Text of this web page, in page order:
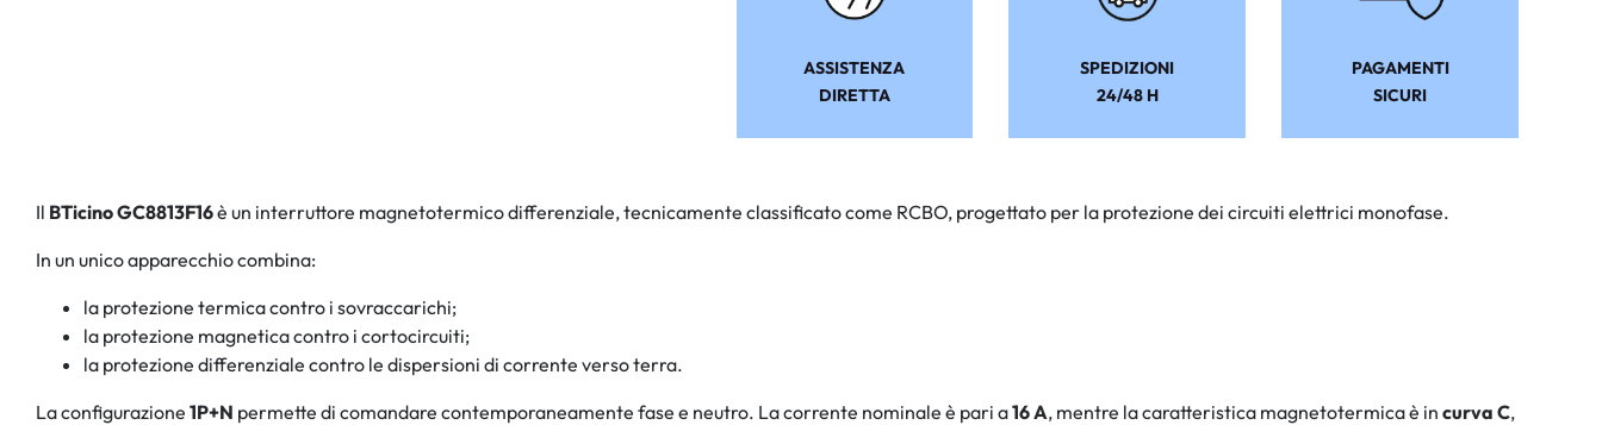
ASSISTENZA
DIRETTA
SPEDIZIONI
24/48 H
PAGAMENTI
SICURI
Il BTicino GC8813F16è un interruttore magnetotermico differenziale, tecnicamente classificato come RCBO, progettato per la protezione dei circuiti elettrici monofase.
In un unico apparecchio combina:
la protezione termica contro i sovraccarichi;
la protezione magnetica contro i cortocircuiti;
la protezione differenziale contro le dispersioni di corrente verso terra.
La configurazione 1P+N permette di comandare contemporaneamente fase e neutro. La corrente nominale è pari a16 A, mentre la caratteristica magnetotermica è in curva C,